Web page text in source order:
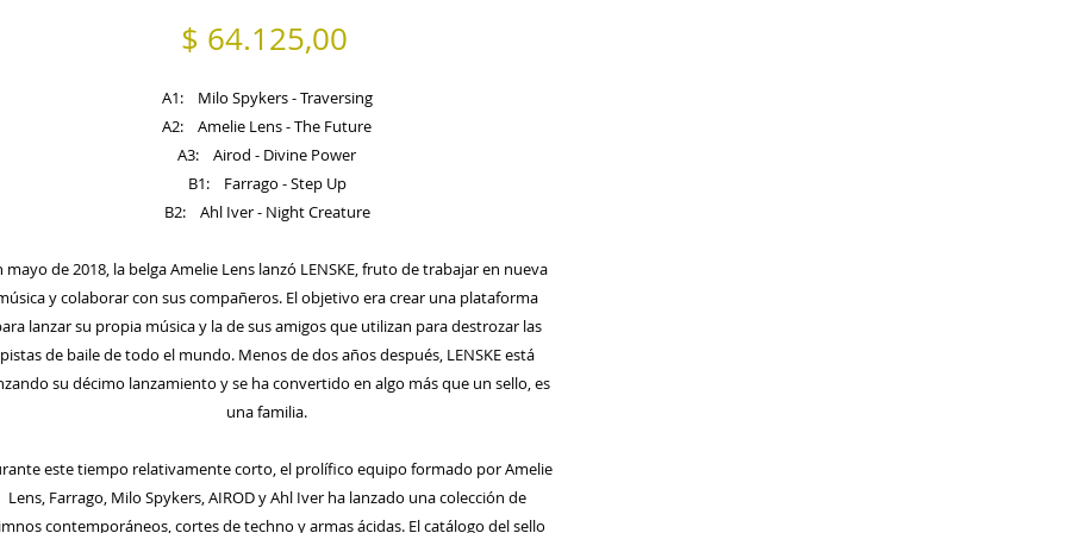
$ 64.125,00Precio
A1: Milo Spykers - Traversing
A2: Amelie Lens - The Future
A3: Airod - Divine Power
B1: Farrago - Step Up
B2: Ahl Iver - Night Creature
mayo de 2018, la belga Amelie Lens lanzó LENSKE, fruto de trabajar en nueva
y colaborar con sus compañeros. El objetivo era crear una plataforma
lanzar su propia música y la de sus amigos que utilizan para destrozar las
pistas de baile de todo el mundo. Menos de dos años después, LENSKE está
su décimo lanzamiento y se ha convertido en algo más que un sello, es
una familia.
este tiempo relativamente corto, el prolífico equipo formado por Amelie
Lens, Farrago, Milo Spykers, AIROD y Ahl Iver ha lanzado una colección de
contemporáneos, cortes de techno y armas ácidas. El catálogo del sello